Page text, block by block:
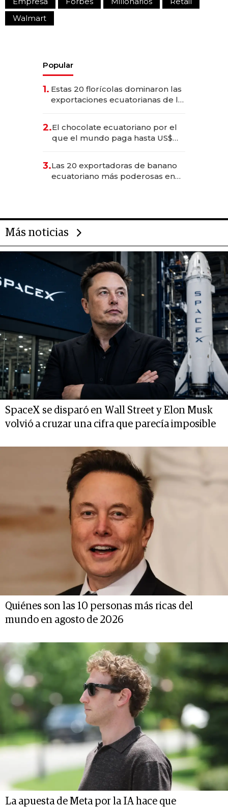
Walmart
Popular
1. Estas 20 florícolas dominaron las
exportaciones ecuatorianas de la
2.El chocolate ecuatoriano por el
que el mundo paga hasta US$
3.Las 20 exportadoras de banano
ecuatoriano más poderosas en
Más noticias
SpaceX se disparó en Wall Street y Elon Musk
volvió a cruzar una cifra que parecía imposible
Quiénes son las 10 personas más ricas del
mundo en agosto de 2026
La apuesta de Meta por la IA hace que